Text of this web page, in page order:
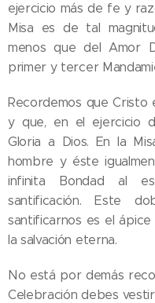
ejercicio más de fe y
Misa es de tal
menos que del Amor
primer y tercer
Recordemos que Cristo
y que, en el ejercicio
Gloria a Dios. En la
hombre y éste
infinita Bondad al
santificación. Este
santificarnos es el
la salvación eterna.
No está por demás
Celebración debes